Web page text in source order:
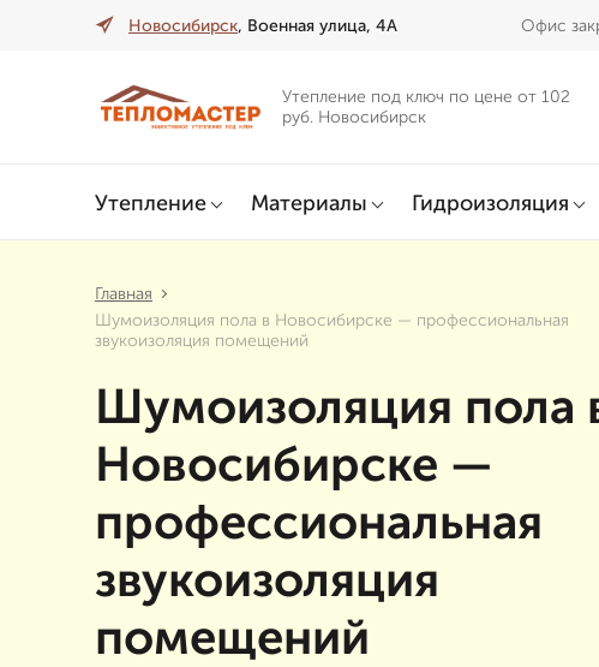
Новосибирск, Военная улица, 4А Офис
Утепление под ключ по цене от 102
руб. Новосибирск
Утепление Материалы Гидроизоляция
Главная
Шумоизоляция пола в Новосибирске — профессиональная
звукоизоляция помещений
Шумоизоляция пола
Новосибирске —
профессиональная
звукоизоляция
помещений